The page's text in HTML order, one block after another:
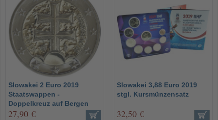
Slowakei 2 Euro 2019
Staatswappen -
Doppelkreuz auf Bergen
27,90 €
Slowakei 3,88 Euro 2019
stgl. Kursmünzensatz
32,50 €